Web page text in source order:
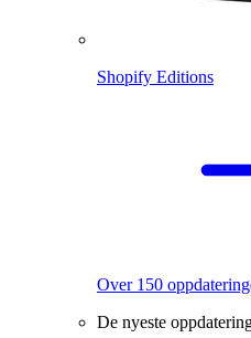
Shopify Editions
Over 150
De nyeste